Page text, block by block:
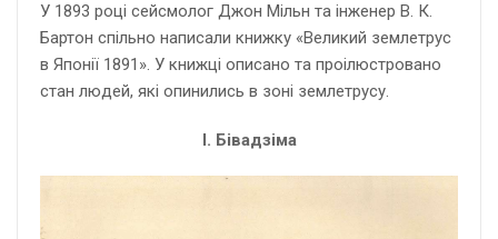
У 1893 році сейсмолог Джон Мільн та інженер В. К.
Бартон спільно написали книжку «Великий землетрус
в Японії 1891». У книжці описано та проілюстровано
стан людей, які опинились в зоні землетрусу.
I. Бівадзіма